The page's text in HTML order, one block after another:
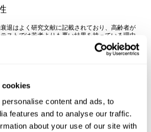
cookies
content and ads, to
features and to analyse our traffic.
about your use of our site with
退はよく研究文献に記載されており、高齢者が
ストでは若者よりも悪い結果を持っている理由
くのはすべての高齢者が低い性能では無いと言
果を出す人もいます。この予想外の同じ年齢の
パフォーマンスの違いは科学的に研究され、高
より高い性能を持つ高齢者の脳の領域のこの過
新しい認知資源の使用は、補償戦略の表れとの
可塑性シナプスに対して脳は再度、神経認知ネ
めに、その可塑性を実証します。研究は、脳の
してこの機能に到達することを示し、そして多
地域を活性化致します。（若い人に発生しま